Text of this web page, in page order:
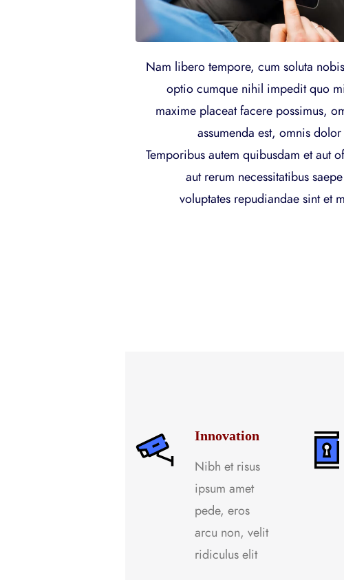
Nam libero tempore, cum soluta
optio cumque nihil impedit quo
maxime placeat facere possimus,
assumenda est, omnis
Temporibus autem quibusdam et aut
aut rerum necessitatibus
voluptates repudiandae sint et
Innovation
Nibh et risus
ipsum amet
pede, eros
arcu non, velit
ridiculus elit